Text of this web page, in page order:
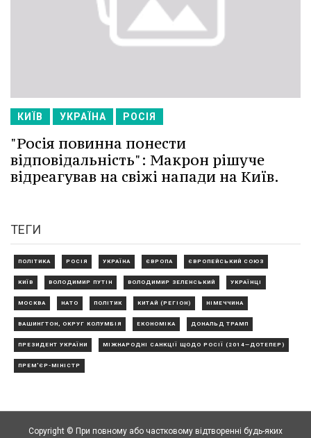
КИЇВ УКРАЇНА РОСІЯ
"Росія повинна понести
відповідальність": Макрон рішуче
відреагував на свіжі напади на Київ.
ТЕГИ
ПОЛІТИКА РОСІЯ УКРАЇНА ЄВРОПА ЄВРОПЕЙСЬКИЙ СОЮЗ
КИЇВ ВОЛОДИМИР ПУТІН ВОЛОДИМИР ЗЕЛЕНСЬКИЙ УКРАЇНЦІ
МОСКВА НАТО ПОЛІТИК КИТАЙ (РЕГІОН) НІМЕЧЧИНА
ВАШИНГТОН, ОКРУГ КОЛУМБІЯ ЕКОНОМІКА ДОНАЛЬД ТРАМП
ПРЕЗИДЕНТ УКРАЇНИ МІЖНАРОДНІ САНКЦІЇ ЩОДО РОСІЇ (2014—ДОТЕПЕР)
ПРЕМ'ЄР-МІНІСТР
Copyright © При повному або частковому відтворенні будь-яких